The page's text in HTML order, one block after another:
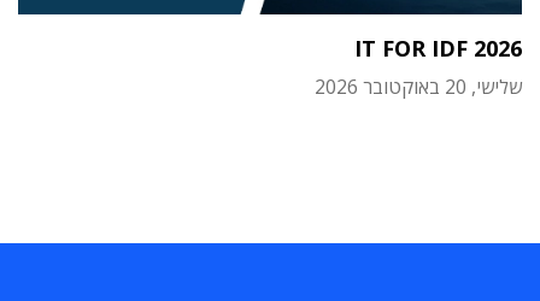
IT FOR IDF 2026
שלישי, 20 באוקטובר 2026